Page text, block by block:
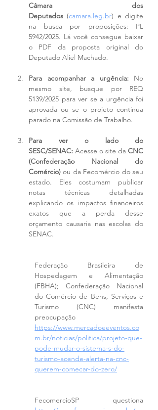
Câmara dos
Deputados (camara.leg.br) e digite
na busca por proposições: PL
5942/2025. Lá você consegue baixar
o PDF da proposta original do
Deputado Aliel Machado.
Para acompanhar a urgência: No
mesmo site, busque por REQ
5139/2025 para ver se a urgência foi
aprovada ou se o projeto continua
parado na Comissão de Trabalho.
Para ver o lado do
SESC/SENAC: Acesse o site da CNC
(Confederação Nacional do
Comércio) ou da Fecomércio do seu
estado. Eles costumam publicar
notas técnicas detalhadas
explicando os impactos financeiros
exatos que a perda desse
orçamento causaria nas escolas do
SENAC.
Federação Brasileira de
Hospedagem e Alimentação
(FBHA); Confederação Nacional
do Comércio de Bens, Serviços e
Turismo (CNC) manifesta
https://www.mercadoeeventos.co
m.br/noticias/politica/projeto-que-
pode-mudar-o-sistema-s-do-
turismo-acende-alerta-na-cnc-
querem-comecar-do-zero/